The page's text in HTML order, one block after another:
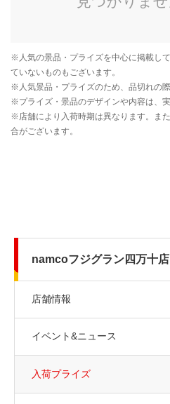
namcoフジグラン四万十店
店舗情報
イベント&ニュース
入荷プライズ